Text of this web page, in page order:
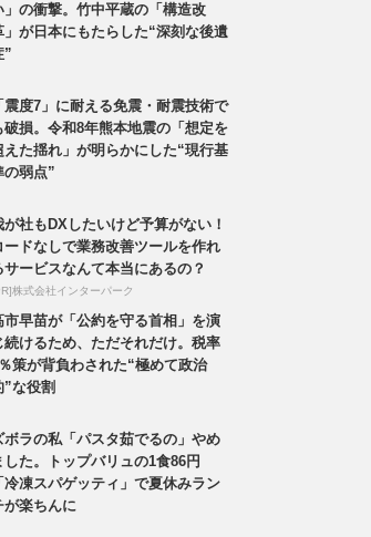
」の衝撃。竹中平蔵の「構造改
」が日本にもたらした“深刻な後遺
”
震度7」に耐える免震・耐震技術で
破損。令和8年熊本地震の「想定を
えた揺れ」が明らかにした“現行基
の弱点”
が社もDXしたいけど予算がない！
ードなしで業務改善ツールを作れ
サービスなんて本当にあるの？
株式会社インターパーク
市早苗が「公約を守る首相」を演
続けるため、ただそれだけ。税率
策が背負わされた“極めて政治
”な役割
ボラの私「パスタ茹でるの」やめ
した。トップバリュの1食86円
冷凍スパゲッティ」で夏休みラン
が楽ちんに